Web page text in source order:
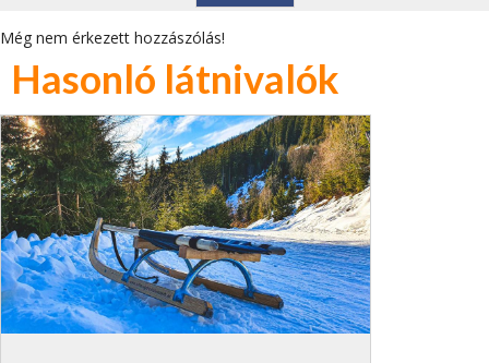
Még nem érkezett hozzászólás!
Hasonló látnivalók